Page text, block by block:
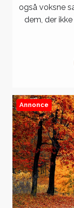
også voksne
dem, der
Annonce